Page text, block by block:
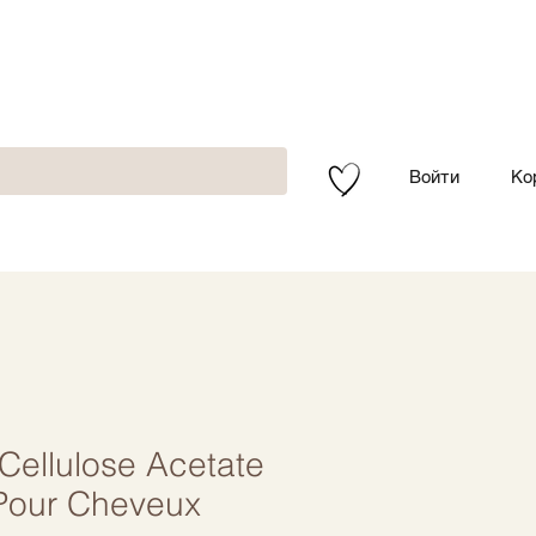
Войти
Acetate
Cheveux